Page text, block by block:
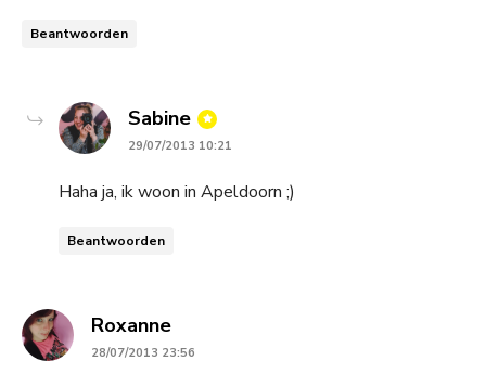
Beantwoorden
Sabine says:
29/07/2013 10:21
Haha ja, ik woon in Apeldoorn ;)
Beantwoorden
Roxannesays:
28/07/2013 23:56